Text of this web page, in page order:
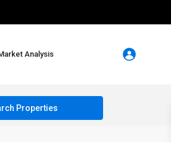
Analysis